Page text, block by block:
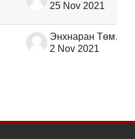
25 Nov 2021
Энхнаран Төмөрбаатар
2 Nov 2021